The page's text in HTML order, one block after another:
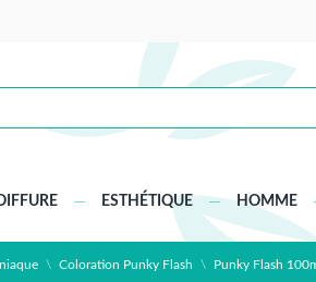
ESTHÉTIQUE HOMME
Coloration Punky Flash Punky Flash